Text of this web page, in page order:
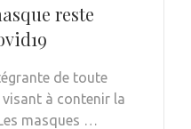
reste
de toute
à contenir la
masques …